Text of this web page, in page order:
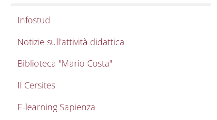
Infostud
Notizie sull'attività didattica
Biblioteca "Mario Costa"
Il Cersites
E-learning Sapienza